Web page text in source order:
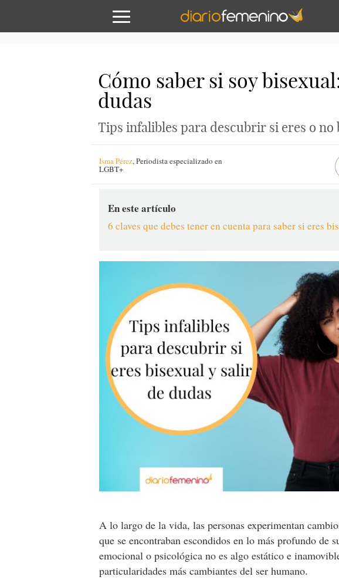
Cómo saber si soy
dudas
Tips infalibles para descubrir si eres o no
Isma Pérez,Periodista especializado en
LGBT+
En este artículo
6 claves que debes tener en cuenta para saber si eres
A lo largo de la vida, las personas experimentan
que se encontraban escondidos en lo más profundo de
emocional o psicológica no es algo estático e
particularidades más cambiantes del ser humano.